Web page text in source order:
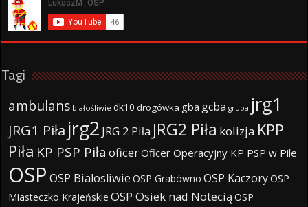
Tagi
ambulans białośliwie dk10 drogówka gba gcba grupa jrg1
JRG1 Piła jrg2 JRG 2 Piła JRG2 Piła kolizja KPP
Piła KP PSP Piła oficerOficer Operacyjny KP PSP w Pile
OSP OSP Bialosliwie OSP Grabówno OSP KaczoryOSP
Miasteczko Krajeńskie OSP Osiek nad Notecią OSP